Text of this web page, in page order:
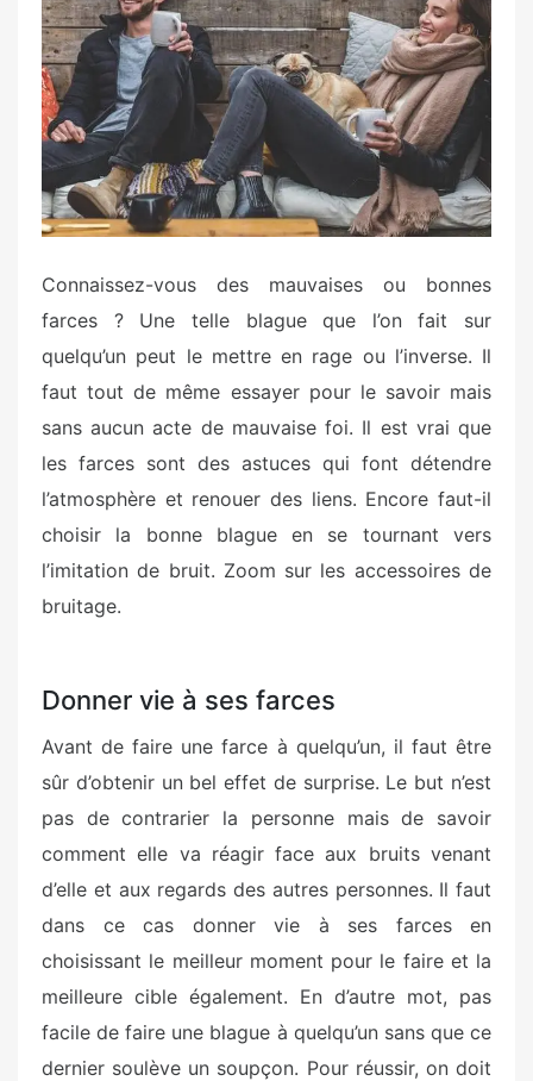
e
d
o
n
Connaissez-vous des mauvaises ou bonnes
farces ? Une telle blague que l’on fait sur
quelqu’un peut le mettre en rage ou l’inverse. Il
faut tout de même essayer pour le savoir mais
sans aucun acte de mauvaise foi. Il est vrai que
les farces sont des astuces qui font détendre
l’atmosphère et renouer des liens. Encore faut-il
choisir la bonne blague en se tournant vers
l’imitation de bruit. Zoom sur les accessoires de
bruitage.
Donner vie à ses farces
Avant de faire une farce à quelqu’un, il faut être
sûr d’obtenir un bel effet de surprise. Le but n’est
pas de contrarier la personne mais de savoir
comment elle va réagir face aux bruits venant
d’elle et aux regards des autres personnes. Il faut
dans ce cas donner vie à ses farces en
choisissant le meilleur moment pour le faire et la
meilleure cible également. En d’autre mot, pas
facile de faire une blague à quelqu’un sans que ce
dernier soulève un soupçon. Pour réussir, on doit